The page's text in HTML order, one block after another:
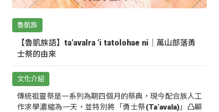
魯凱族
【魯凱族語】ta‘avalra ‘i tatolohae ni｜萬山部落勇
士祭的由來
文化介紹
傳統祖靈祭是一系列為期四個月的祭典，現今配合族人工
作求學濃縮為一天，並特別將「勇士祭(Ta‘avala)」凸顯